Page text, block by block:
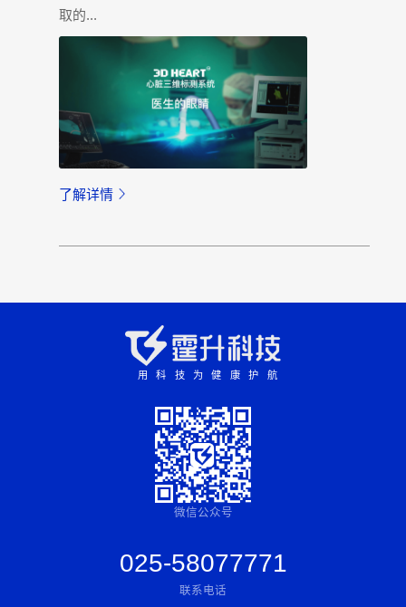
取的...
了解详情
用科技为健康护航
微信公众号
025-58077771
联系电话